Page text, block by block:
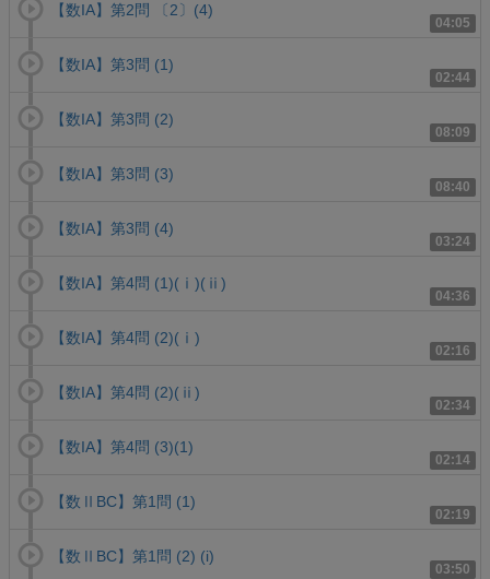
04:05
【数IA】第2問 〔2〕(4)
02:44
【数IA】第3問 (1)
08:09
【数IA】第3問 (2)
08:40
【数IA】第3問 (3)
03:24
【数IA】第3問 (4)
04:36
【数IA】第4問 (1)(ⅰ)(ⅱ)
02:16
【数IA】第4問 (2)(ⅰ)
02:34
【数IA】第4問 (2)(ⅱ)
02:14
【数IA】第4問 (3)(1)
02:19
【数ⅡBC】第1問 (1)
03:50
【数ⅡBC】第1問 (2) (i)